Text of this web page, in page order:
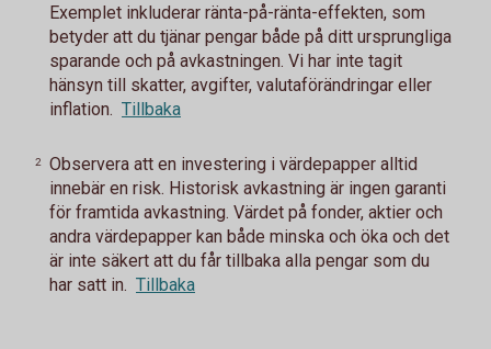
Exemplet inkluderar ränta-på-ränta-effekten, som
betyder att du tjänar pengar både på ditt ursprungliga
sparande och på avkastningen. Vi har inte tagit
hänsyn till skatter, avgifter, valutaförändringar eller
inflation. Tillbaka
2
Observera att en investering i värdepapper alltid
innebär en risk. Historisk avkastning är ingen garanti
för framtida avkastning. Värdet på fonder, aktier och
andra värdepapper kan både minska och öka och det
är inte säkert att du får tillbaka alla pengar som du
har satt in. Tillbaka